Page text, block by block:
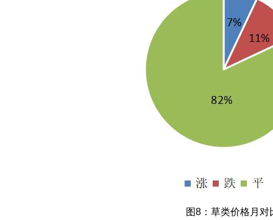
图8：草类价格月对